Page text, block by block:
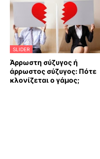
SLIDER
Άρρωστη σύζυγος ή
άρρωστος σύζυγος: Πότε
κλονίζεται ο γάμος;